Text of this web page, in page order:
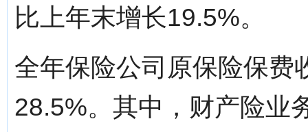
比上年末增长19.5%。
全年保险公司原保险保费
28.5%。其中，财产险业